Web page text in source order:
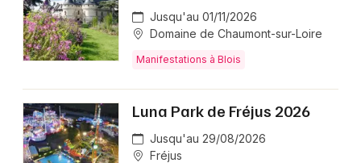
Jusqu'au 01/11/2026
Domaine de Chaumont-sur-Loire
Manifestations à Blois
Luna Park de Fréjus 2026
Jusqu'au 29/08/2026
Fréjus